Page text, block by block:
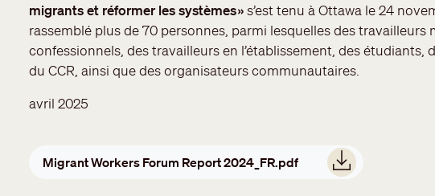
migrants et réformer les systèmes »s’est tenu à Ottawa le 24
rassemblé plus de 70 personnes, parmi lesquelles des
confessionnels, des travailleurs en l’établissement, des
du CCR, ainsi que des organisateurs communautaires.
avril 2025
Migrant Workers Forum Report 2024_FR.pdf